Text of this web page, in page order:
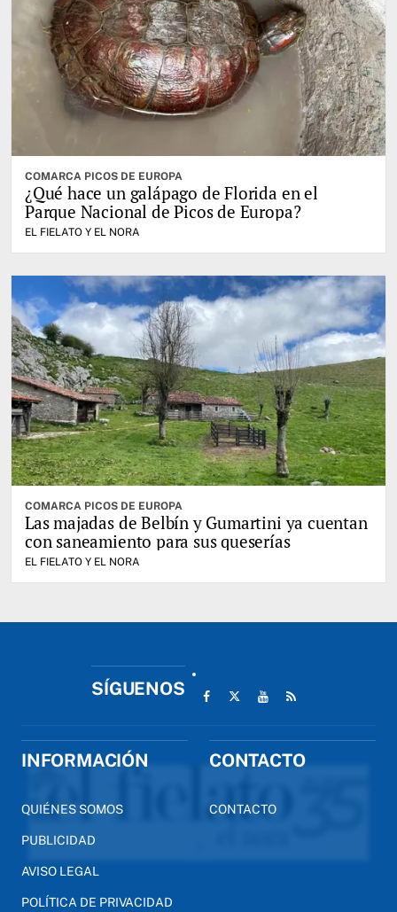
COMARCA PICOS DE EUROPA
¿Qué hace un galápago de Florida en el
Parque Nacional de Picos de Europa?
EL FIELATO Y EL NORA
COMARCA PICOS DE EUROPA
Las majadas de Belbín y Gumartini ya cuentan
con saneamiento para sus queserías
EL FIELATO Y EL NORA
SÍGUENOS
INFORMACIÓN
QUIÉNES SOMOS
PUBLICIDAD
AVISO LEGAL
POLÍTICA DE PRIVACIDAD
CONTACTO
CONTACTO